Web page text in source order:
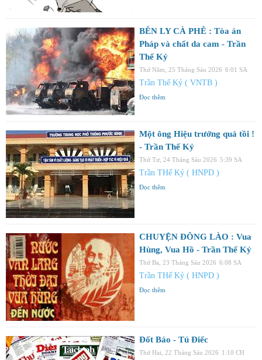
BÊN LY CÀ PHÊ : Tòa án
Pháp và chất da cam - Trần
Thế Kỷ
Thứ Năm, 25 Tháng Sáu 2026 6:01 SA
Trần Thế Kỷ ( VNTB )
Đọc thêm
Một ông Hiệu trưởng quá tồi !
- Trần Thế Kỷ
Thứ Tư, 24 Tháng Sáu 2026 5:39 SA
Trần THế Kỷ ( HNPD )
Đọc thêm
CHUYỆN ĐÔNG LÀO : Vua
Hùng, Vua Hồ - Trần Thế Kỷ
Thứ Ba, 23 Tháng Sáu 2026 6:08 SA
Trần THế Kỷ ( HNPD )
Đọc thêm
Đốt Báo - Tú Điếc
Thứ Hai, 22 Tháng Sáu 2026 1:10 CH